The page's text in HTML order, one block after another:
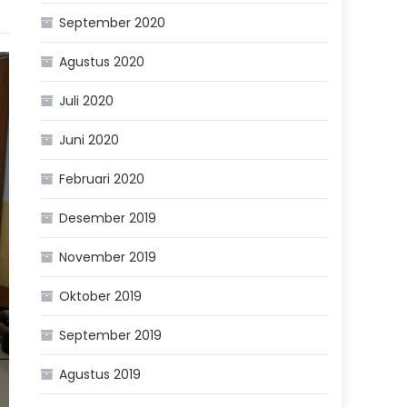
September 2020
Agustus 2020
Juli 2020
Juni 2020
Februari 2020
Desember 2019
November 2019
Oktober 2019
September 2019
Agustus 2019